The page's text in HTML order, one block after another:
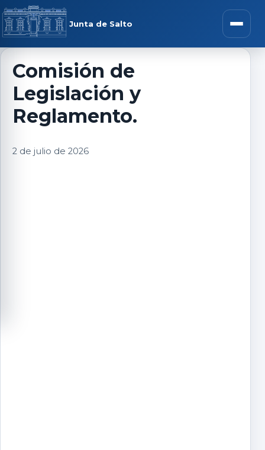
Saltar al contenido
Junta de Salto Abrir
menú
Comisión de
Legislación y
Reglamento.
2 de julio de 2026